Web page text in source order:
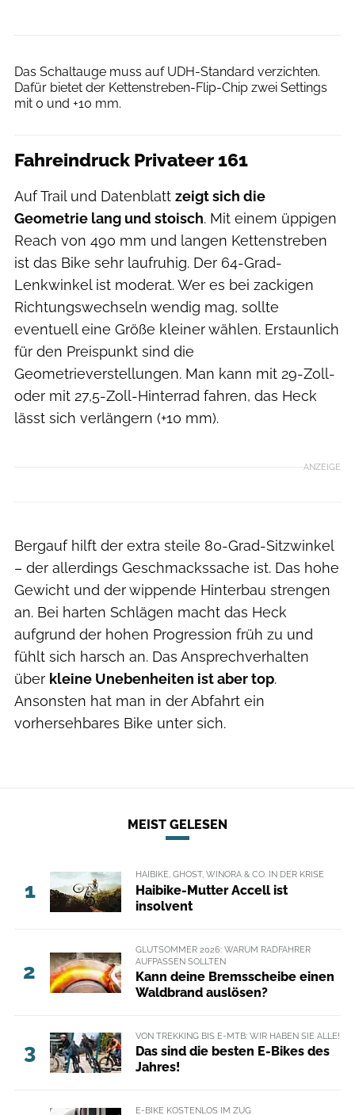
Das Schaltauge muss auf UDH-Standard verzichten.
Dafür bietet der Kettenstreben-Flip-Chip zwei Settings
mit 0 und +10 mm.
Fahreindruck Privateer 161
Auf Trail und Datenblatt zeigt sich die
Geometrie lang und stoisch. Mit einem üppigen
Reach von 490 mm und langen Kettenstreben
ist das Bike sehr laufruhig. Der 64-Grad-
Lenkwinkel ist moderat. Wer es bei zackigen
Richtungswechseln wendig mag, sollte
eventuell eine Größe kleiner wählen. Erstaunlich
für den Preispunkt sind die
Geometrieverstellungen. Man kann mit 29-Zoll-
oder mit 27,5-Zoll-Hinterrad fahren, das Heck
lässt sich verlängern (+10 mm).
ANZEIGE
Bergauf hilft der extra steile 80-Grad-Sitzwinkel
– der allerdings Geschmackssache ist. Das hohe
Gewicht und der wippende Hinterbau strengen
an. Bei harten Schlägen macht das Heck
aufgrund der hohen Progression früh zu und
fühlt sich harsch an. Das Ansprechverhalten
über kleine Unebenheiten ist aber top.
Ansonsten hat man in der Abfahrt ein
vorhersehbares Bike unter sich.
MEIST GELESEN
1
HAIBIKE, GHOST, WINORA & CO. IN DER KRISE
Haibike-Mutter Accell ist
insolvent
2
GLUTSOMMER 2026: WARUM RADFAHRER
AUFPASSEN SOLLTEN
Kann deine Bremsscheibe einen
Waldbrand auslösen?
3
VON TREKKING BIS E-MTB: WIR HABEN SIE ALLE!
Das sind die besten E-Bikes des
Jahres!
E-BIKE KOSTENLOS IM ZUG